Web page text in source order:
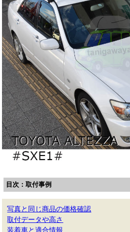
目次：取付事例
写真と同じ商品の価格確認
取付データや高さ
装着車と適合情報